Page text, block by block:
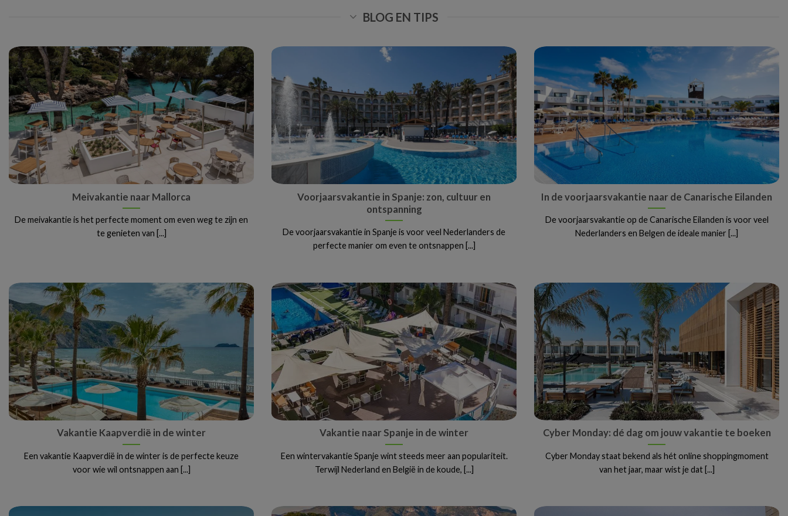
BLOG EN TIPS
Meivakantie naar Mallorca
De meivakantie is het perfecte moment om even weg te zijn en
te genieten van [...]
Voorjaarsvakantie in Spanje: zon, cultuur en
ontspanning
De voorjaarsvakantie in Spanje is voor veel Nederlanders de
perfecte manier om even te ontsnappen [...]
In de voorjaarsvakantie naar de Canarische Eilanden
De voorjaarsvakantie op de Canarische Eilanden is voor veel
Nederlanders en Belgen de ideale manier [...]
Vakantie Kaapverdië in de winter
Een vakantie Kaapverdië in de winter is de perfecte keuze
voor wie wil ontsnappen aan [...]
Vakantie naar Spanje in de winter
Een wintervakantie Spanje wint steeds meer aan populariteit.
Terwijl Nederland en België in de koude, [...]
Cyber Monday: dé dag om jouw vakantie te boeken
Cyber Monday staat bekend als hét online shoppingmoment
van het jaar, maar wist je dat [...]